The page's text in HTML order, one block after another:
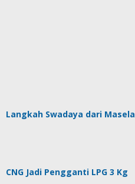
Langkah Swadaya dari Masela
CNG Jadi Pengganti LPG 3 Kg